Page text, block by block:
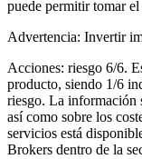
puede permitir tomar
Advertencia: Invertir
Acciones: riesgo 6/6.
producto, siendo 1/6
riesgo. La información
así como sobre los
servicios está
Brokers dentro de la